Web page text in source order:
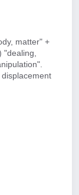
matter" +
"dealing,